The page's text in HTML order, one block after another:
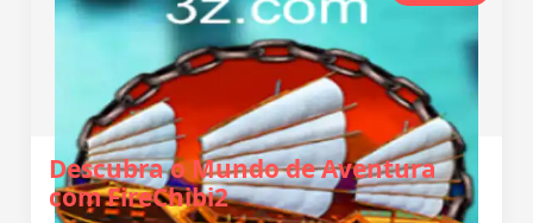
Descubra o Mundo de Aventura
com FireChibi2